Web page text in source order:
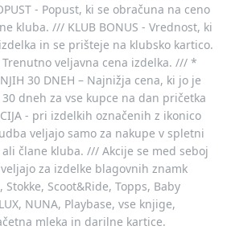
- Popust, ki se obračuna na ceno
kluba. /// KLUB BONUS - Vrednost, ki
in se prišteje na klubsko kartico.
Trenutno veljavna cena izdelka. /// *
30 DNEH – Najnižja cena, ki jo je
dneh za vse kupce na dan pričetka
- pri izdelkih označenih z ikonico
veljajo samo za nakupe v spletni
člane kluba. /// Akcije se med seboj
za izdelke blagovnih znamk
Scoot&Ride, Topps, Baby
NUNA, Playbase, vse knjige,
mleka in darilne kartice.